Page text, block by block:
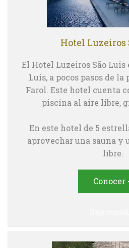
Hotel Luzeiros
El Hotel Luzeiros São Luis
Luís, a pocos pasos de
Farol. Este hotel cuenta
piscina al aire libre,
En este hotel de 5
aprovechar una sauna y
libre.
Conocer